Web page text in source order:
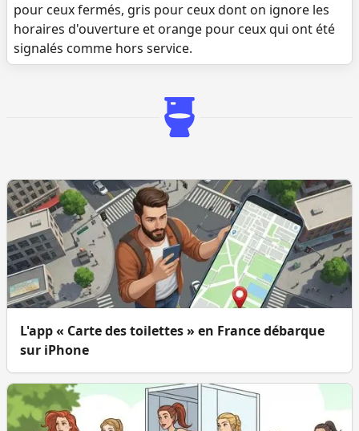
pour ceux fermés, gris pour ceux dont on ignore les
horaires d'ouverture et orange pour ceux qui ont été
signalés comme hors service.
L'app « Carte des toilettes » en France débarque
sur iPhone